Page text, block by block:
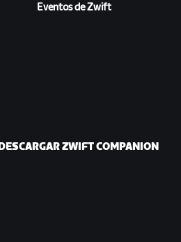
Eventos de Zwift
DESCARGAR ZWIFT COMPANION